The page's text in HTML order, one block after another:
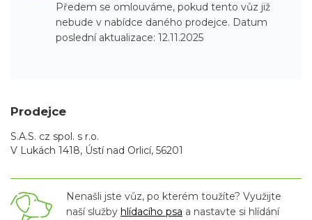
Předem se omlouváme, pokud tento vůz již
nebude v nabídce daného prodejce. Datum
poslední aktualizace: 12.11.2025
Prodejce
S.A.S. cz spol. s r.o.
V Lukách 1418, Ústí nad Orlicí, 56201
Nenašli jste vůz, po kterém toužíte? Využijte
naší služby hlídacího psa a nastavte si hlídání